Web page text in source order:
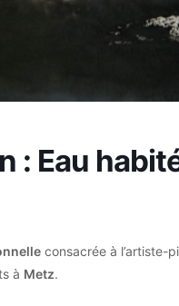
: Eau
consacrée à l’artiste-
à Metz.